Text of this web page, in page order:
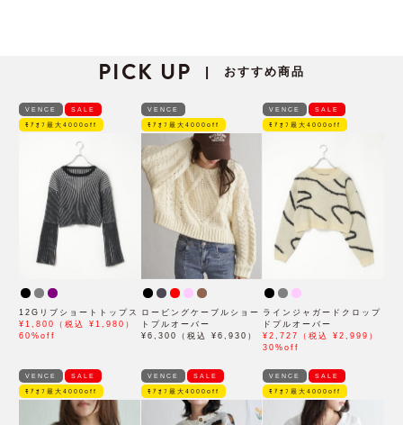
PICK UP | おすすめ商品
VENCE SALE
ﾓｱｵﾌ最大4000off
12Gリブショートトップス
¥1,800（税込 ¥1,980）
60%off
VENCE
ﾓｱｵﾌ最大4000off
ロービングケーブルショー
トプルオーバー
¥6,300（税込 ¥6,930）
VENCE SALE
ﾓｱｵﾌ最大4000off
ラインジャガードクロップ
ドプルオーバー
¥2,727（税込 ¥2,999）
30%off
VENCE SALE
ﾓｱｵﾌ最大4000off
VENCE SALE
ﾓｱｵﾌ最大4000off
VENCE SALE
ﾓｱｵﾌ最大4000off